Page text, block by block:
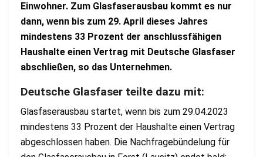
Einwohner. Zum Glasfaserausbau kommt es nur
dann, wenn bis zum 29. April dieses Jahres
mindestens 33 Prozent der anschlussfähigen
Haushalte einen Vertrag mit Deutsche Glasfaser
abschließen, so das Unternehmen.
Deutsche Glasfaser teilte dazu mit:
Glasfaserausbau startet, wenn bis zum 29.04.2023
mindestens 33 Prozent der Haushalte einen Vertrag
abgeschlossen haben. Die Nachfragebündelung für